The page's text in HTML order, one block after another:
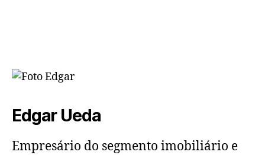
Edgar Ueda
Empresário do segmento imobiliário e